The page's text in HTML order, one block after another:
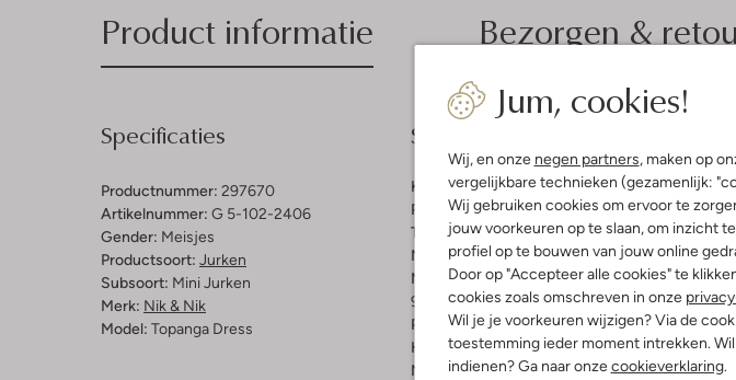
Jum, cookies!
Wij, en onze negen partners, maken op
vergelijkbare technieken (gezamenlijk:
Wij gebruiken cookies om ervoor te
jouw voorkeuren op te slaan, om inzicht
profiel op te bouwen van jouw online
Door op "Accepteer alle cookies" te
cookies zoals omschreven in onze
Wil je je voorkeuren wijzigen? Via de
toestemming ieder moment intrekken.
indienen? Ga naar onzecookieverklaring.
Product informatie Bezorgen &
Specificaties
Productnummer: 297670
Artikelnummer: G 5-102-2406
Gender: Meisjes
Productsoort: Jurken
Subsoort: Mini Jurken
Merk: Nik & Nik
Model: Topanga Dress
Samenstelling & Pasvorm
Kleur:Zwart
Patroon: Glitter
Trends:Party
Materiaal: Polyester
Materiaalpercentages:
95% Polyester, 5% Elastaan
Pasvorm:Aansluitend
Halslijn:Rond
Mouwlengte:Lange Mouw